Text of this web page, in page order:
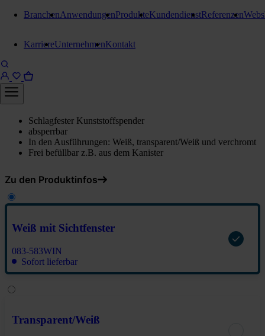
BranchenAnwendungenProdukteKundendienstReferenzen
KarriereUnternehmenKontakt
Stangl Linea Classic
Seifenspender 170 ml
Schlagfester Kunststoffspender
absperrbar
In den Ausführungen: Weiß, transparent/Weiß und verchromt
Frei befüllbar z.B. aus dem Kanister
Zu den Produktinfos
Weiß mit Sichtfenster
083-583WIN
Sofort lieferbar
Transparent/Weiß